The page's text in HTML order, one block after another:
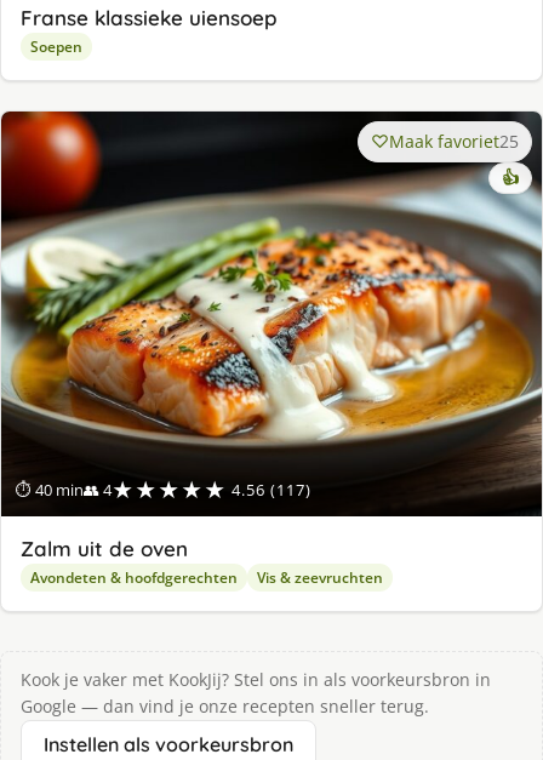
Franse klassieke uiensoep
Soepen
⏱ 40 min👥 4★★★★★ 4.56 (117)
Maak favoriet25
👍
Zalm uit de oven
Avondeten & hoofdgerechten Vis & zeevruchten
Kook je vaker met KookJij? Stel ons in als voorkeursbron in
Google — dan vind je onze recepten sneller terug.
Instellen als voorkeursbron